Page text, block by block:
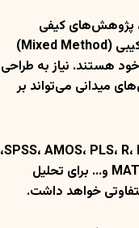
پژوهش‌های کیفی
(مصاحبه، تحلیل محتوا)، یا پژوهش‌های ترکیبی (Mixed Method)
هستند. نیاز به طراحی
میدانی می‌تواند بر
استفاده از نرم‌افزارهای آماری مانند SPSS، AMOS، PLS، R، Python،
یا نرم‌افزارهای مهندسی مانند MATLAB، Ansys و… برای تحلیل
خواهد داشت.